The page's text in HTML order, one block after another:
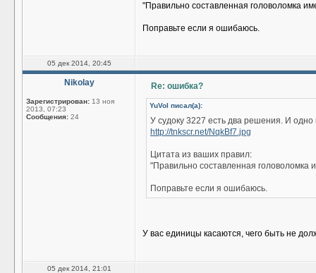
"Правильно составленная головоломка
Поправьте если я ошибаюсь.
05 дек 2014, 20:45
Nikolay
Зарегистрирован: 13 ноя
2013, 07:23
Сообщения: 24
Re: ошибка?
YuVol писал(а):
У судоку 3227 есть два решения. И
http://tnkscr.net/NqkBf7.jpg
Цитата из ваших правил:
"Правильно составленная головоломка
Поправьте если я ошибаюсь.
У вас единицы касаются, чего быть не
05 дек 2014, 21:01